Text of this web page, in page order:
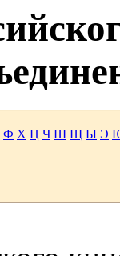
Ф Х Ц Ч Ш Щ Ы Э